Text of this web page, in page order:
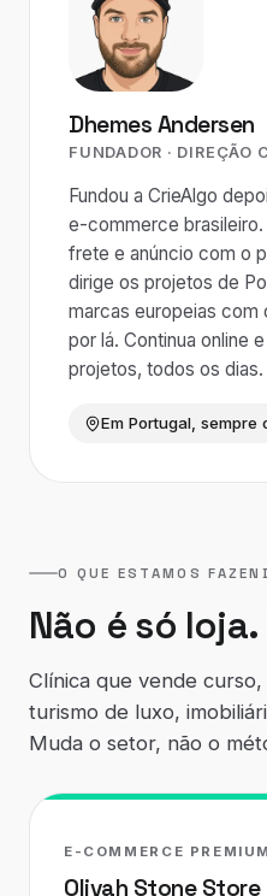
Dhemes Andersen
FUNDADOR · DIREÇÃO
Fundou a CrieAlgo
e-commerce
frete e anúncio com o
dirige os projetos de
marcas europeias com
por lá. Continua online
projetos, todos os dias.
Em Portugal, sempre
O QUE ESTAMOS
Não é só
Clínica que vende
turismo de luxo,
Muda o setor, não o
E-COMMERCE PREMIUM
Olivah Stone Store